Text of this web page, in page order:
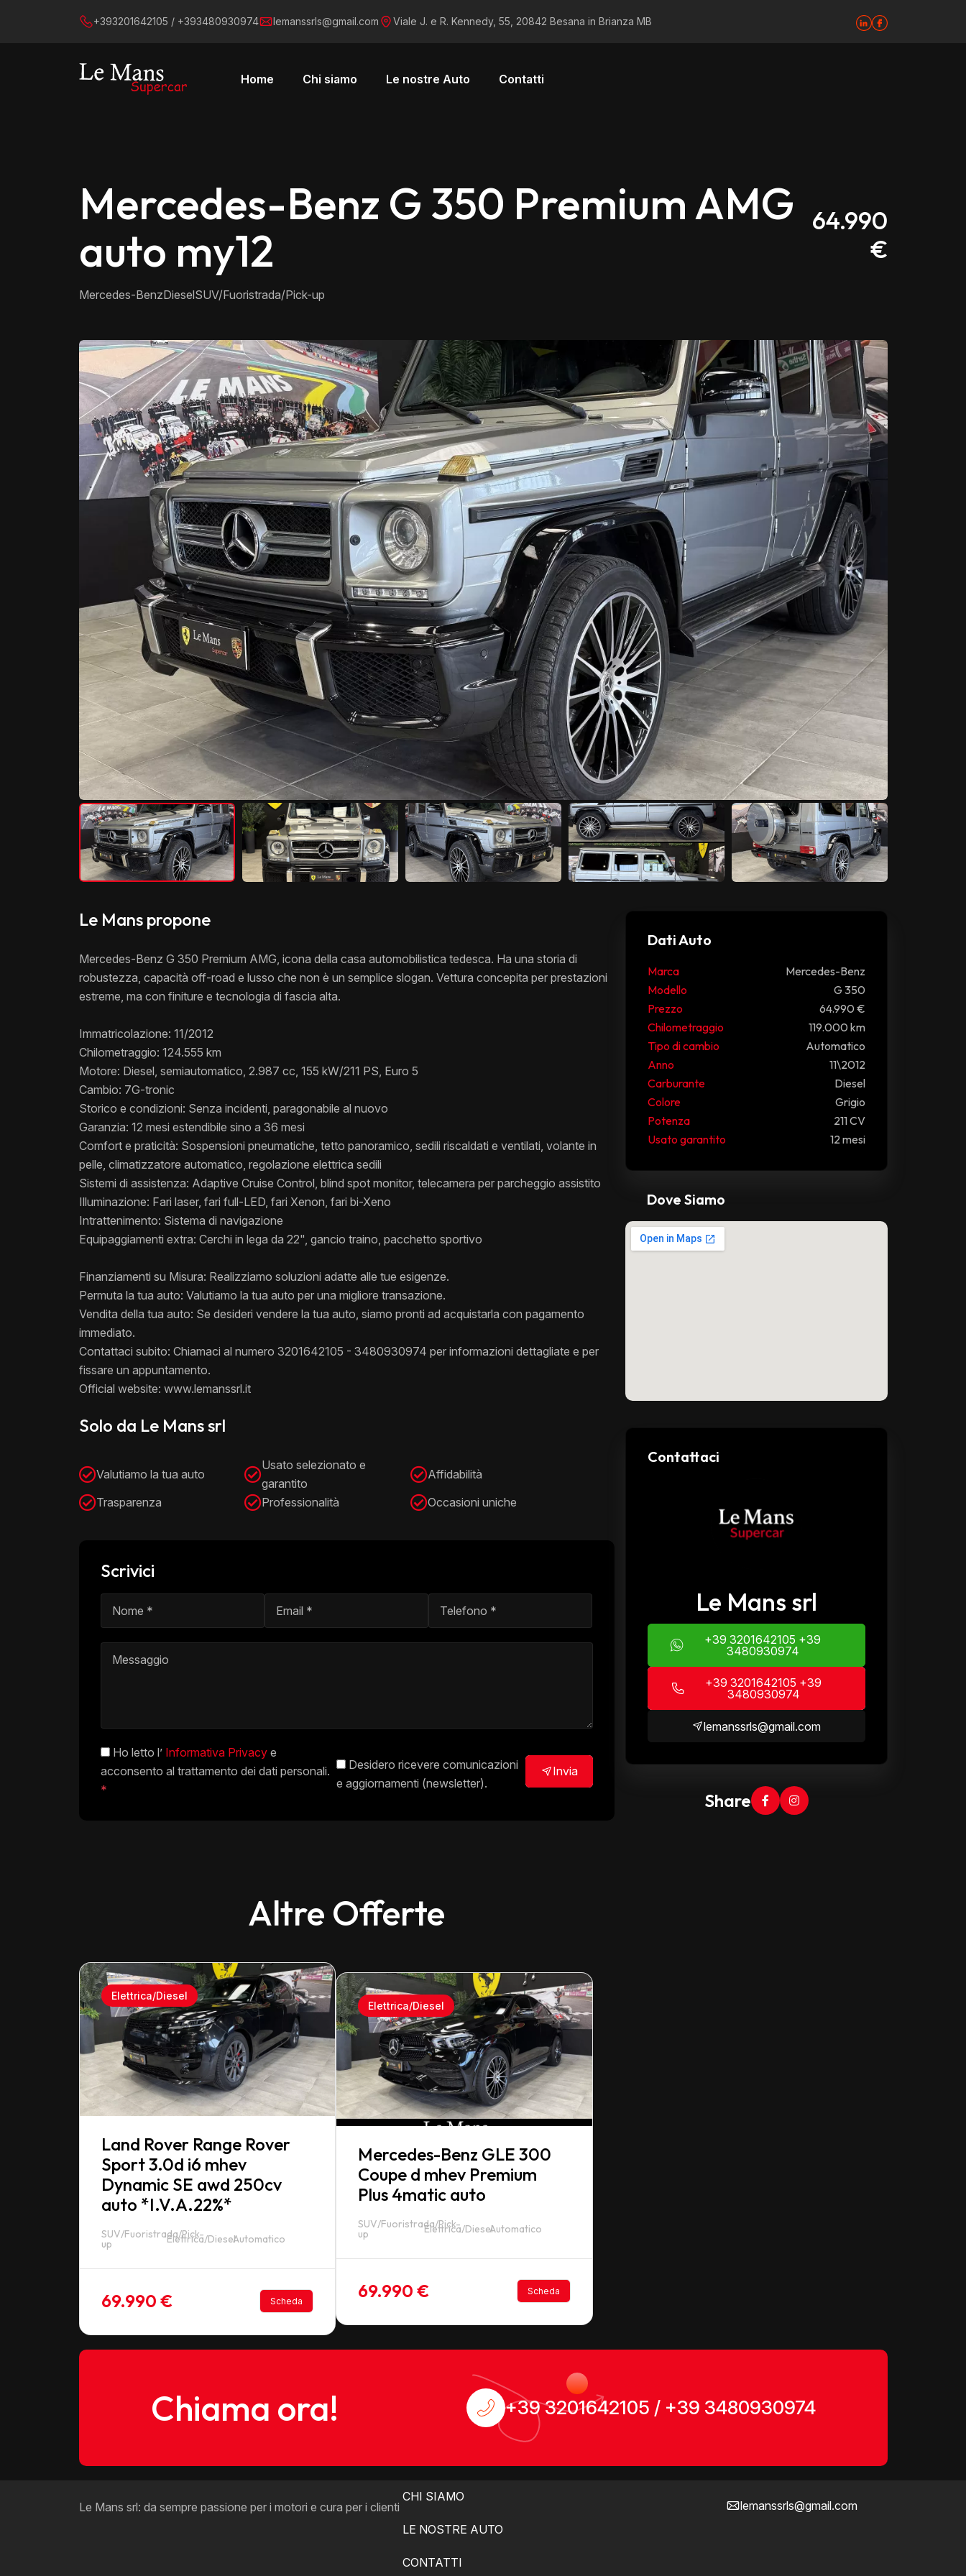
+393201642105 / +393480930974 lemanssrls@gmail.com Viale J. e R. Kennedy, 55, 20842 Besana in Brianza MB
Home Chi siamo Le nostre Auto Contatti
Mercedes-Benz G 350 Premium AMG
auto my12
Mercedes-BenzDieselSUV/Fuoristrada/Pick-up
64.990
€
Le Mans propone
Mercedes-Benz G 350 Premium AMG, icona della casa automobilistica tedesca. Ha una storia di
robustezza, capacità off-road e lusso che non è un semplice slogan. Vettura concepita per prestazioni
estreme, ma con finiture e tecnologia di fascia alta.
Immatricolazione: 11/2012
Chilometraggio: 124.555 km
Motore: Diesel, semiautomatico, 2.987 cc, 155 kW/211 PS, Euro 5
Cambio: 7G-tronic
Storico e condizioni: Senza incidenti, paragonabile al nuovo
Garanzia: 12 mesi estendibile sino a 36 mesi
Comfort e praticità: Sospensioni pneumatiche, tetto panoramico, sedili riscaldati e ventilati, volante in
pelle, climatizzatore automatico, regolazione elettrica sedili
Sistemi di assistenza: Adaptive Cruise Control, blind spot monitor, telecamera per parcheggio assistito
Illuminazione: Fari laser, fari full-LED, fari Xenon, fari bi-Xeno
Intrattenimento: Sistema di navigazione
Equipaggiamenti extra: Cerchi in lega da 22", gancio traino, pacchetto sportivo
Finanziamenti su Misura: Realizziamo soluzioni adatte alle tue esigenze.
Permuta la tua auto: Valutiamo la tua auto per una migliore transazione.
Vendita della tua auto: Se desideri vendere la tua auto, siamo pronti ad acquistarla con pagamento
immediato.
Contattaci subito: Chiamaci al numero 3201642105 - 3480930974 per informazioni dettagliate e per
fissare un appuntamento.
Official website: www.lemanssrl.it
Solo da Le Mans srl
Valutiamo la tua auto
Usato selezionato e
garantito
Affidabilità
Trasparenza
Professionalità Occasioni uniche
Scrivici
Ho letto l’ Informativa Privacye
acconsento al trattamento dei dati personali.
*
Desidero ricevere comunicazioni
e aggiornamenti (newsletter).
Invia
Altre Offerte
Elettrica/Diesel
Land Rover Range Rover
Sport 3.0d i6 mhev
Dynamic SE awd 250cv
auto *I.V.A.22%*
SUV/Fuoristrada/Pick-
up Elettrica/DieselAutomatico
69.990 € Scheda
Elettrica/Diesel
Mercedes-Benz GLE 300
Coupe d mhev Premium
Plus 4matic auto
SUV/Fuoristrada/Pick-
up Elettrica/DieselAutomatico
69.990 € Scheda
Dati Auto
Marca
Mercedes-Benz
Modello
G 350
Prezzo
64.990 €
Chilometraggio
119.000 km
Tipo di cambio
Automatico
Anno
11\2012
Carburante
Diesel
Colore
Grigio
Potenza
211 CV
Usato garantito
12 mesi
Dove Siamo
Contattaci
Le Mans srl
+39 3201642105 +39
3480930974
+39 3201642105 +39
3480930974
lemanssrls@gmail.com
Share
Chiama ora! +39 3201642105 / +39 3480930974
Le Mans srl: da sempre passione per i motori e cura per i clienti
HOME
CHI SIAMO
LE NOSTRE AUTO
CONTATTI
PRIVACY POLICY
lemanssrls@gmail.com